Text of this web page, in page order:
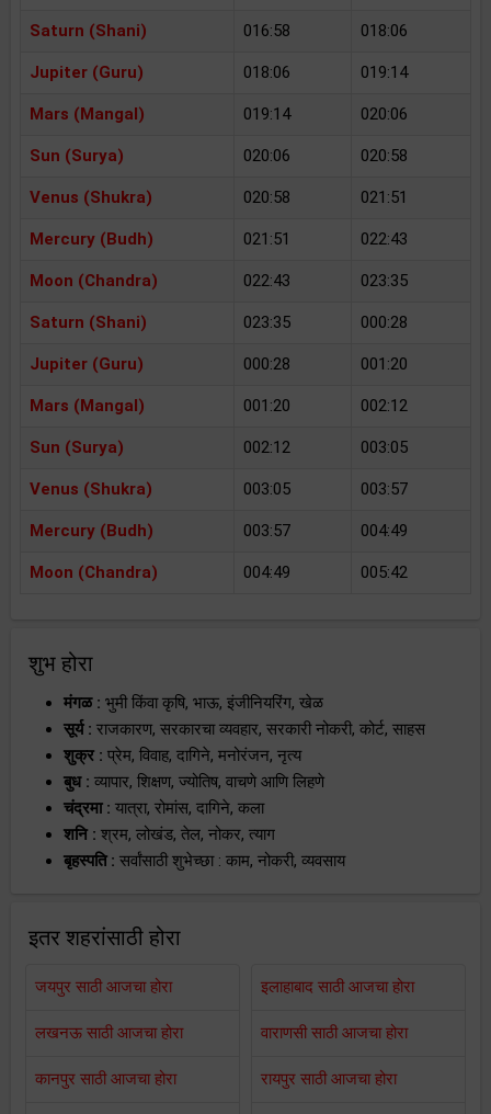
Saturn (Shani) 016:58 018:06
Jupiter (Guru) 018:06 019:14
Mars (Mangal) 019:14 020:06
Sun (Surya) 020:06 020:58
Venus (Shukra) 020:58 021:51
Mercury (Budh) 021:51 022:43
Moon (Chandra) 022:43 023:35
Saturn (Shani) 023:35 000:28
Jupiter (Guru) 000:28 001:20
Mars (Mangal) 001:20 002:12
Sun (Surya) 002:12 003:05
Venus (Shukra) 003:05 003:57
Mercury (Budh) 003:57 004:49
Moon (Chandra) 004:49 005:42
शुभ होरा
मंगळ : भुमी किंवा कृषि, भाऊ, इंजीनियरिंग, खेळ
सूर्य : राजकारण, सरकारचा व्यवहार, सरकारी नोकरी, कोर्ट, साहस
शुक्र : प्रेम, विवाह, दागिने, मनोरंजन, नृत्य
बुध : व्यापार, शिक्षण, ज्योतिष, वाचणे आणि लिहणे
चंद्रमा : यात्रा, रोमांस, दागिने, कला
शनि : श्रम, लोखंड, तेल, नोकर, त्याग
बृहस्पति : सर्वांसाठी शुभेच्छा : काम, नोकरी, व्यवसाय
इतर शहरांसाठी होरा
जयपुर साठी आजचा होरा
लखनऊ साठी आजचा होरा
कानपुर साठी आजचा होरा
इलाहाबाद साठी आजचा होरा
वाराणसी साठी आजचा होरा
रायपुर साठी आजचा होरा